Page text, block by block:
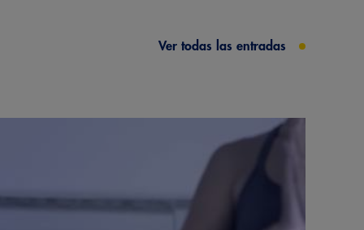
Ver todas las entradas